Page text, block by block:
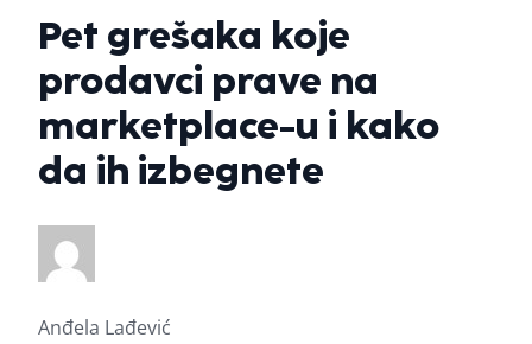
Pet grešaka koje
prodavci prave na
marketplace-u i kako
da ih izbegnete
Anđela Lađević